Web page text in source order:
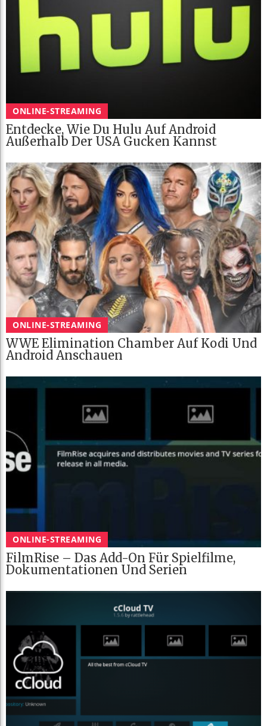
ONLINE-STREAMING
Entdecke, Wie Du Hulu Auf Android
Außerhalb Der USA Gucken Kannst
ONLINE-STREAMING
WWE Elimination Chamber Auf Kodi Und
Android Anschauen
ONLINE-STREAMING
FilmRise – Das Add-On Für Spielfilme,
Dokumentationen Und Serien